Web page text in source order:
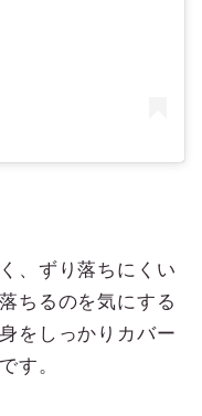
、ずり落ちにくい
ちるのを気にする
をしっかりカバー
す。